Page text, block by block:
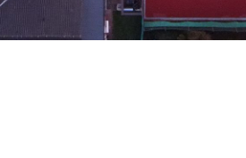
Damen 60 Doppel